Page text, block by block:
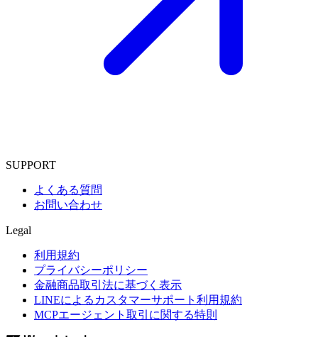
SUPPORT
よくある質問
お問い合わせ
Legal
利用規約
プライバシーポリシー
金融商品取引法に基づく表示
LINEによるカスタマーサポート利用規約
MCPエージェント取引に関する特則